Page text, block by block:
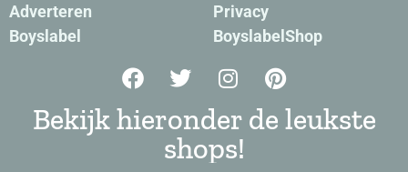
Adverteren
Boyslabel
Privacy
BoyslabelShop
Bekijk hieronder de leukste
shops!